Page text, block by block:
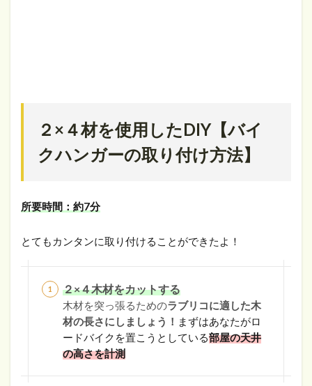
２×４材を使用したDIY【バイ
クハンガーの取り付け方法】
所要時間：約7分
とてもカンタンに取り付けることができたよ！
２×４木材をカットする
木材を突っ張るためのラブリコに適した木
材の長さにしましょう！ まずはあなたがロ
ードバイクを置こうとしている部屋の天井
の高さを計測